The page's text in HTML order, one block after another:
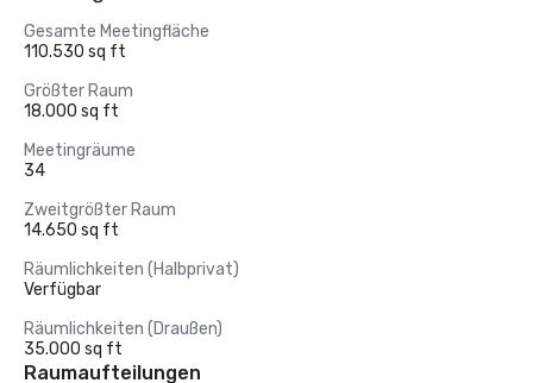
Gesamte Meetingfläche
110.530 sq ft
Größter Raum
18.000 sq ft
Meetingräume
34
Zweitgrößter Raum
14.650 sq ft
Räumlichkeiten (Halbprivat)
Verfügbar
Räumlichkeiten (Draußen)
35.000 sq ft
Raumaufteilungen